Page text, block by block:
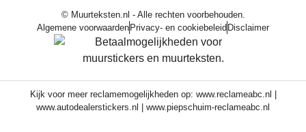
© Muurteksten.nl - Alle rechten voorbehouden.
Algemene voorwaarden Privacy- en cookiebeleid Disclaimer
Kijk voor meer reclamemogelijkheden op: www.reclameabc.nl
www.autodealerstickers.nl
www.piepschuim-reclameabc.nl